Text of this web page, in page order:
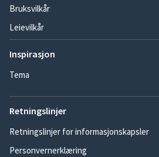
Bruksvilkår
Leievilkår
Inspirasjon
Tema
Retningslinjer
Retningslinjer for informasjonskapsler
Personvernerklæring